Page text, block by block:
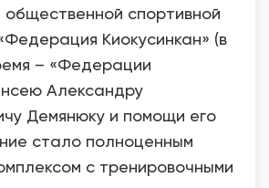
общественной спортивной
Киокусинкан» (в
– «Федерации
Александру
Демянюку и помощи его
стало полноценным
с тренировочными